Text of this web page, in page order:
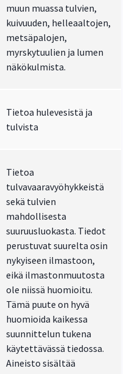
muun muassa tulvien,
kuivuuden, helleaaltojen,
metsäpalojen,
myrskytuulien ja lumen
näkökulmista.
Tietoa hulevesistä ja
tulvista
Tietoa
tulvavaaravyöhykkeistä
sekä tulvien
mahdollisesta
suuruusluokasta. Tiedot
perustuvat suurelta osin
nykyiseen ilmastoon,
eikä ilmastonmuutosta
ole niissä huomioitu.
Tämä puute on hyvä
huomioida kaikessa
suunnittelun tukena
käytettävässä tiedossa.
Aineisto sisältää